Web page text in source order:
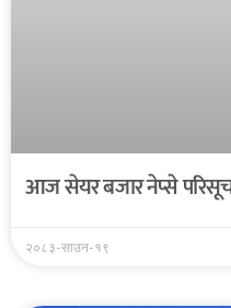
आज सेयर बजार नेप्से
२०८३-साउन-१९